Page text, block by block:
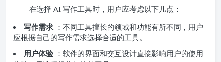
在选择 AI 写作工具时，用户应考虑以下几点：
写作需求 ：不同工具擅长的领域和功能有所不同，用户
应根据自己的写作需求选择合适的工具。
用户体验 ：软件的界面和交互设计直接影响用户的使用